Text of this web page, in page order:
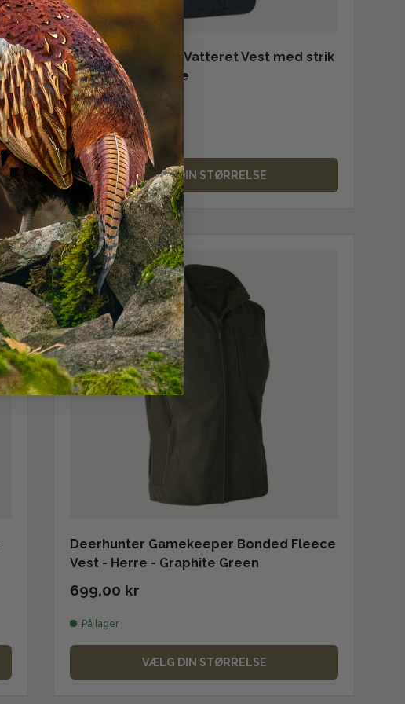
Deerhunter Moor Vatteret Vest med strik
- Herre - Dark Blue
499,00 kr
På lager
VÆLG DIN STØRRELSE
Deerhunter Gamekeeper Bonded Fleece
Vest - Herre - Graphite Green
699,00 kr
På lager
VÆLG DIN STØRRELSE